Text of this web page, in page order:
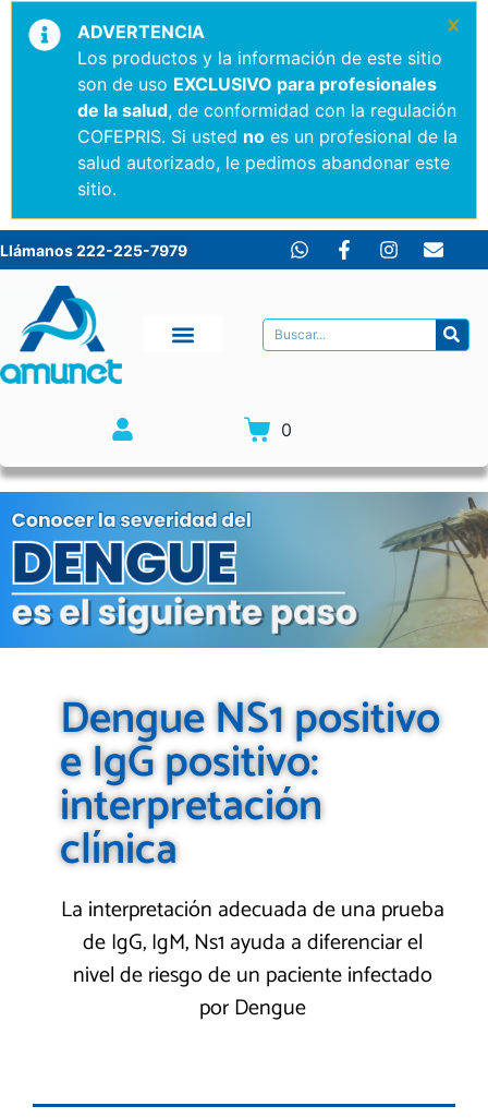
ADVERTENCIA
Los productos y la información de este sitio
son de uso EXCLUSIVO para profesionales
de la salud, de conformidad con la regulación
COFEPRIS. Si usted no es un profesional de la
salud autorizado, le pedimos abandonar este
sitio.
×
Llámanos 222-225-7979
0
Dengue NS1 positivo
e IgG positivo:
interpretación
clínica
La interpretación adecuada de una prueba
de IgG, IgM, Ns1 ayuda a diferenciar el
nivel de riesgo de un paciente infectado
por Dengue